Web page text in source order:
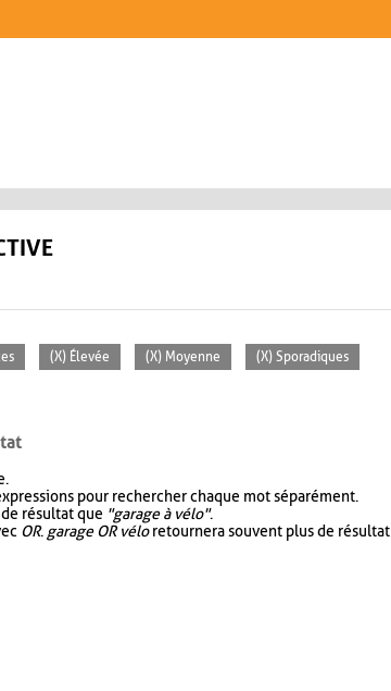
(X) Élevée (X) Moyenne (X) Sporadiques
pour rechercher chaque mot séparément.
résultat que "garage à vélo".
OR. garage OR véloretournera souvent plus de résultat